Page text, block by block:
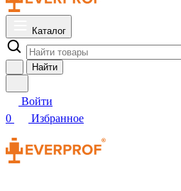
Каталог
Найти
Войти
0
Избранное